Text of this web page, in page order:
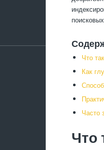
Что
Как
Часто
Что